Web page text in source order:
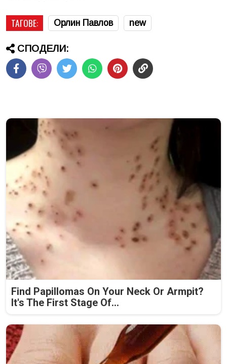
ТАГОВЕ: Орлин Павлов new
СПОДЕЛИ:
Find Papillomas On Your Neck Or Armpit?
It's The First Stage Of...